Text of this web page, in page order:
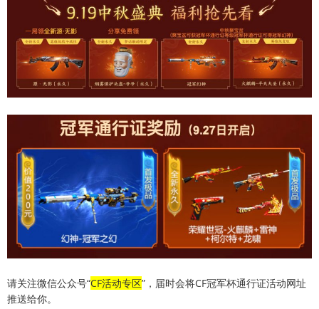
请关注微信公众号“CF活动专区”，届时会将CF冠军杯通行证活动网址
推送给你。